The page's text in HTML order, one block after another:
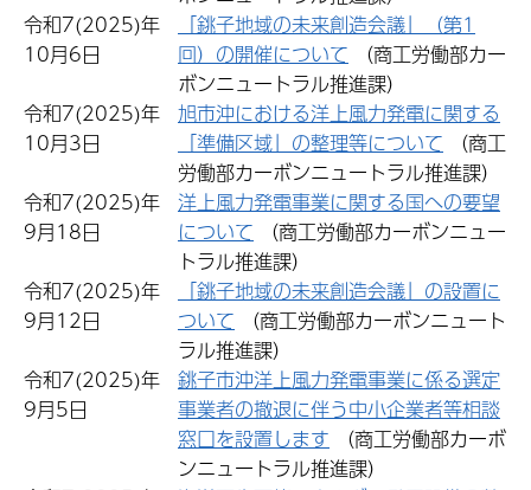
令和7(2025)年
10月6日
「銚子地域の未来創造会議」（第1
回）の開催について
ボンニュートラル推進課）
令和7(2025)年
10月3日
旭市沖における洋上風力発電に関する
「準備区域」の整理等について
労働部カーボンニュートラル推進課）
令和7(2025)年
9月18日
洋上風力発電事業に関する国への要望
について
トラル推進課）
令和7(2025)年
9月12日
「銚子地域の未来創造会議」の設置に
ついて
ラル推進課）
令和7(2025)年
9月5日
銚子市沖洋上風力発電事業に係る選定
事業者の撤退に伴う中小企業者等相談
窓口を設置します
ンニュートラル推進課）